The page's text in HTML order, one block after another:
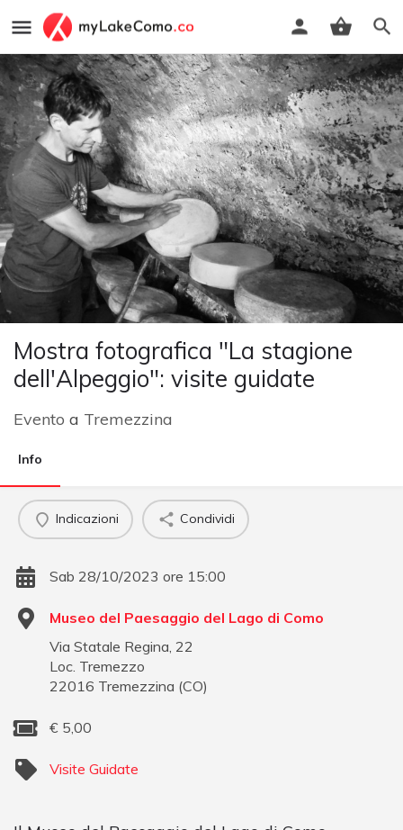
Mostra fotografica "La stagione
dell'Alpeggio": visite guidate
Evento a Tremezzina
Info
Indicazioni Condividi
Sab 28/10/2023 ore 15:00
Museo del Paesaggio del Lago di Como
Via Statale Regina, 22
Loc. Tremezzo
22016 Tremezzina (CO)
€ 5,00
Visite Guidate